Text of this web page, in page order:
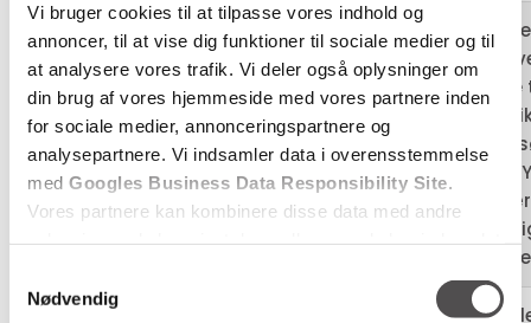
Vi bruger cookies til at tilpasse vores indhold og
annoncer, til at vise dig funktioner til sociale medier og til
at analysere vores trafik. Vi deler også oplysninger om
din brug af vores hjemmeside med vores partnere inden
for sociale medier, annonceringspartnere og
analysepartnere. Vi indsamler data i overensstemmelse
med Googles Business Data Responsibility Site
Vores partnere kan kombinere disse data med andre
Nødvendig
PREF youtube.com
der
den
bruger
på